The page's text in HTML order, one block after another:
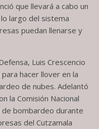
que llevará a cabo un
largo del sistema
puedan llenarse y
Luis Crescencio
hacer llover en la
de nubes. Adelantó
la Comisión Nacional
de bombardeo durante
del Cutzamala